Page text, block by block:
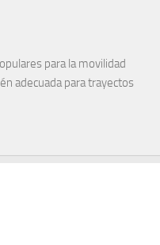
para la movilidad
adecuada para trayectos